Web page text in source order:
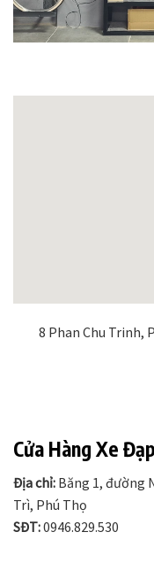
8 Phan Chu Trinh,
Cửa Hàng Xe
Địa chỉ: Băng 1, đường
Trì, Phú Thọ
SĐT:0946.829.530